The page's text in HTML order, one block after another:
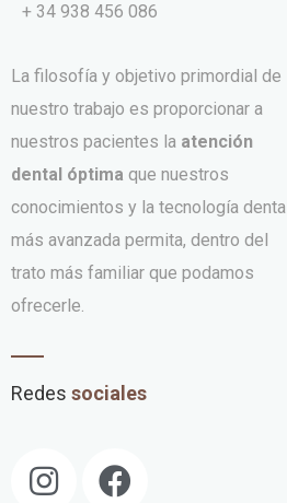
+ 34 938 456 086
La filosofía y objetivo primordial de
nuestro trabajo es proporcionar a
nuestros pacientes la atención
dental óptima que nuestros
conocimientos y la tecnología dental
más avanzada permita, dentro del
trato más familiar que podamos
ofrecerle.
Redes sociales